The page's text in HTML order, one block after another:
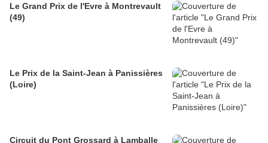
Le Grand Prix de l'Evre à Montrevault
(49)
Le Prix de la Saint-Jean à Panissières
(Loire)
Circuit du Pont Grossard à Lamballe